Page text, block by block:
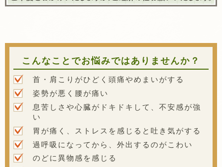
こんなことでお悩みではありませんか？
首・肩こりがひどく頭痛やめまいがする
姿勢が悪く腰が痛い
息苦しさや心臓がドキドキして、不安感が強
い
胃が痛く、ストレスを感じると吐き気がする
過呼吸になってから、外出するのがこわい
のどに異物感を感じる